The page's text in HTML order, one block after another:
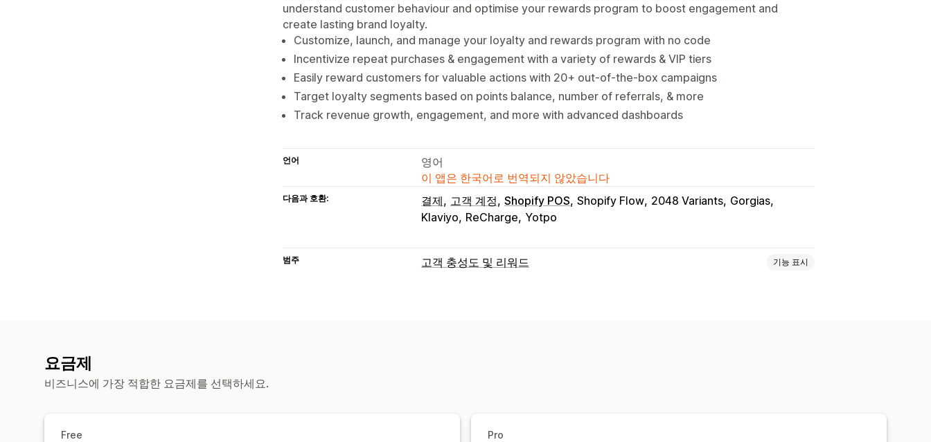
understand customer behaviour and optimise your rewards program to boost engagement and
create lasting brand loyalty.
Customize, launch, and manage your loyalty and rewards program with no code
Incentivize repeat purchases & engagement with a variety of rewards & VIP tiers
Easily reward customers for valuable actions with 20+ out-of-the-box campaigns
Target loyalty segments based on points balance, number of referrals, & more
Track revenue growth, engagement, and more with advanced dashboards
언어
영어
이 앱은 한국어로 번역되지 않았습니다
다음과 호환: 결제 고객 계정 Shopify POS Shopify Flow 2048 Variants Gorgias
Klaviyo ReCharge Yotpo
범주 고객 충성도 및 리워드 기능 표시
요금제
비즈니스에 가장 적합한 요금제를 선택하세요.
Free Pro